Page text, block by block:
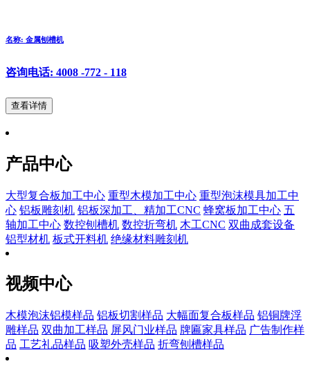
名称: 金属刨槽机
咨询电话: 4008 -772 - 118
查看详情
产品中心
大型复合板加工中心 重型木模加工中心 重型泡沫模具加工中
心 铝板雕刻机 铝板深加工、精加工CNC 蜂窝板加工中心 五
轴加工中心 数控刨槽机 数控折弯机 木工CNC 双曲成套设备
铝型材机 板式开料机 绝缘材料雕刻机
视频中心
木模泡沫铝模样品 铝板切割样品 大幅面复合板样品 铝铜牌浮
雕样品 双曲加工样品 屏风门业样品 牌匾家具样品 广告制作样
品 工艺礼品样品 吸塑外壳样品 折弯刨槽样品